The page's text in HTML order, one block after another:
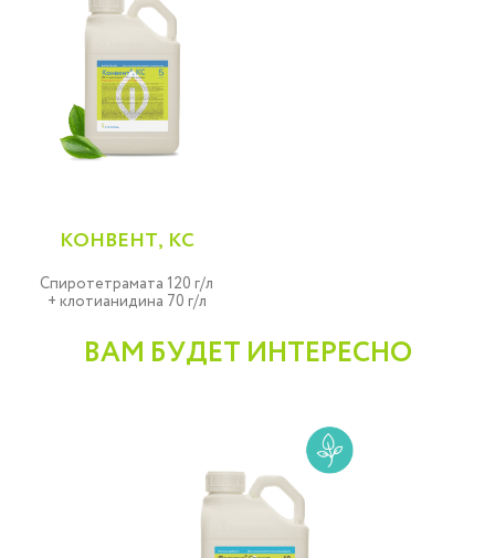
КОНВЕНТ, КС
Спиротетрамата 120 г/л
+ клотианидина 70 г/л
ВАМ БУДЕТ ИНТЕРЕСНО